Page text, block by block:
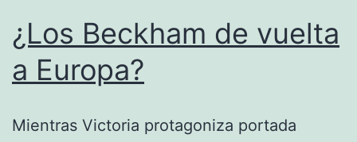
¿Los Beckham de vuelta
a Europa?
Mientras Victoria protagoniza portada